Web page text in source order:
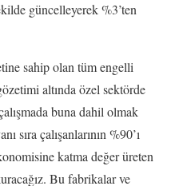
güncelleyerek %3’ten
sahip olan tüm engelli
altında özel sektörde
buna dahil olmak
sıra çalışanlarının %90’ı
katma değer üreten
Bu fabrikalar ve